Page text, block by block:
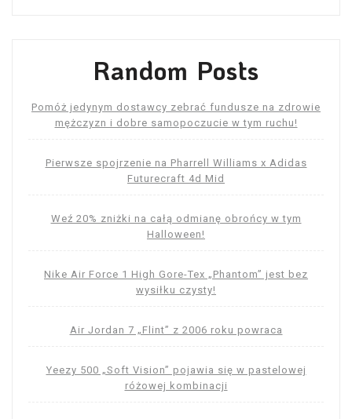
Random Posts
Pomóż jedynym dostawcy zebrać fundusze na zdrowie
mężczyzn i dobre samopoczucie w tym ruchu!
Pierwsze spojrzenie na Pharrell Williams x Adidas
Futurecraft 4d Mid
Weź 20% zniżki na całą odmianę obrońcy w tym
Halloween!
Nike Air Force 1 High Gore-Tex „Phantom” jest bez
wysiłku czysty!
Air Jordan 7 „Flint” z 2006 roku powraca
Yeezy 500 „Soft Vision” pojawia się w pastelowej
różowej kombinacji